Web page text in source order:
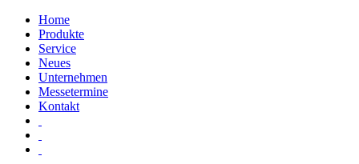
Home
Produkte
Service
Neues
Unternehmen
Messetermine
Kontakt